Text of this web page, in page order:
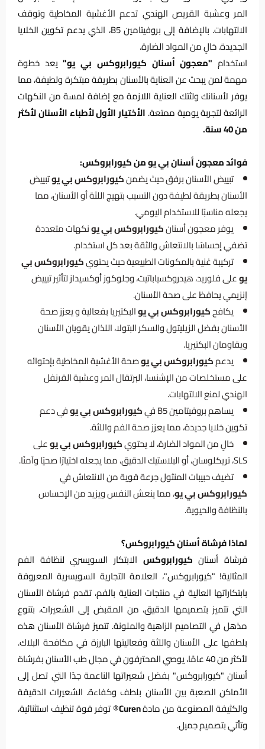
المر وعشبة القريص الهندي تدعم الأغشية المخاطية وتوقف
الالتهابات. بالإضافة إلى بروفيتامين B5، الذي يدعم تكوين الخلايا
الجديدة. خالٍ من المواد الضارة.
استخدام"معجون أسنان كيورابروكس بي يو"يعد خطوة
مهمة لمن يبحث عن العناية بالأسنان بطريقة مبتكرة ولطيفة، مما
يوفر لأسنانك ولثتك العناية اللازمة مع إضافة لمسة من النكهات
الرائعة لتجربة يومية ممتعة. الأختيار الأول لأطباء الأسنان لأكثر
من 40 سنة.
فوائد معجون أسنان بي يو من كيورابروكس:
تبييض الأسنان برفق حيث يضمنكيورابروكس بي يوتبييض
الأسنان بطريقة لطيفة دون التسبب بتهيج اللثة أو الأسنان، مما
يجعله مناسبًا للاستخدام اليومي.
يوفر معجون أسنانكيورابروكس بي يونكهات متعددة
تضفي إحساسًا بالانتعاش والثقة بعد كل استخدام.
تركيبة غنية بالمكونات الطبيعية حيث يحتويكيورابروكس بي
يوعلى فلوريد، هيدروكسياباتيت، وجلوكوز أوكسيداز لتأثير تبييض
إنزيمي يحافظ على صحة الأسنان.
يكافحكيورابروكس بي يوالبكتيريا بفعالية و يعزز صحة
الأسنان بفضل الزيليتول والسكر البتولا، اللذان يقويان الأسنان
ويقاومان البكتيريا.
يدعمكيورابروكس بي يوصحة الأغشية المخاطية بإحتوائه
على مستخلصات من الإشنسا، البرتقال المر وعشبة القرنفل
الهندي لمنع الالتهابات.
يساهم بروفيتامين B5 في
كيورابروكس بي يوفي دعم
تكوين خلايا جديدة، مما يعزز صحة الفم واللثة.
خالٍ من المواد الضارة، لا يحتويكيورابروكس بي يوعلى
SLS، تريكلوسان، أو البلاستيك الدقيق، مما يجعله اختيارًا صحيًا وآمنًا.
تضيف حبيبات المنثول جرعة قوية من الانتعاش في
كيورابروكس بي يو، مما ينعش النفس ويزيد من الإحساس
بالنظافة والحيوية.
لماذا فرشاة أسنان كيورابروكس؟
فرشاة أسنان كيورابروكس الابتكار السويسري لنظافة الفم
المثالية! "كيورابروكس"، العلامة التجارية السويسرية المعروفة
بابتكاراتها العالية في منتجات العناية بالفم، تقدم فرشاة الأسنان
التي تتميز بتصميمها الدقيق، من المقبض إلى الشعيرات، بتنوع
مذهل في التصاميم الزاهية والملونة. تتميز فرشاة الأسنان هذه
بلطفها على الأسنان واللثة وفعاليتها البارزة في مكافحة البلاك.
لأكثر من 40 عامًا، يوصي المحترفون في مجال طب الأسنان بفرشاة
أسنان "كيورابروكس" بفضل شعيراتها الناعمة جدًا التي تصل إلى
الأماكن الصعبة بين الأسنان بلطف وكفاءة. الشعيرات الدقيقة
والكثيفة المصنوعة من مادةCuren® توفر قوة تنظيف استثنائية،
وتأتي بتصميم جميل.